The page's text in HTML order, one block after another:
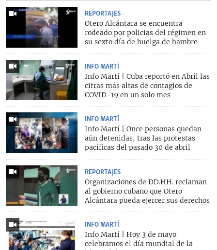
REPORTAJES
Otero Alcántara se encuentra
rodeado por policias del régimen en
su sexto día de huelga de hambre
INFO MARTÍ
Info Martí | Cuba reportó en Abril las
cifras más altas de contagios de
COVID-19 en un solo mes
INFO MARTÍ
Info Martí | Once personas quedan
aún detenidas, tras las protestas
pacíficas del pasado 30 de abril
REPORTAJES
Organizaciones de DD.HH. reclaman
al gobierno cubano que Otero
Alcántara pueda ejercer sus derechos
INFO MARTÍ
Info Martí | Hoy 3 de mayo
celebramos el día mundial de la